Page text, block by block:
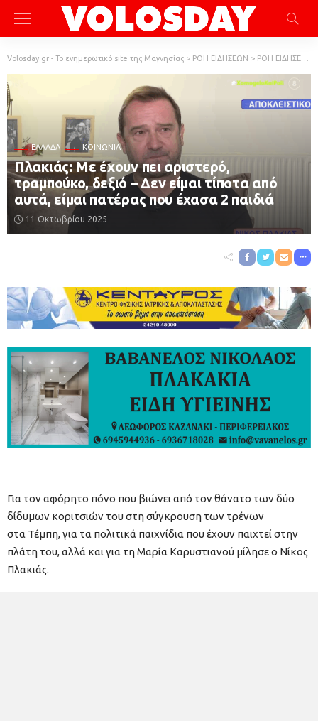
Volosday.gr - Το ενημερωτικό site της Μαγνησίας > ΡΟΗ ΕΙΔΗΣΕΩΝ > ΡΟΗ ΕΙΔΗΣΕΩΝ
ΕΛΛΆΔΑ ΚΟΙΝΩΝΙΑ
Πλακιάς: Με έχουν πει αριστερό,
τραμπούκο, δεξιό – Δεν είμαι τίποτα από
αυτά, είμαι πατέρας που έχασα 2 παιδιά
11 Οκτωβρίου 2025
Για τον αφόρητο πόνο που βιώνει από τον θάνατο των δύο
δίδυμων κοριτσιών του στη σύγκρουση των τρένων
στα Τέμπη, για τα πολιτικά παιχνίδια που έχουν παιχτεί στην
πλάτη του, αλλά και για τη Μαρία Καρυστιανού μίλησε ο Νίκος
Πλακιάς.